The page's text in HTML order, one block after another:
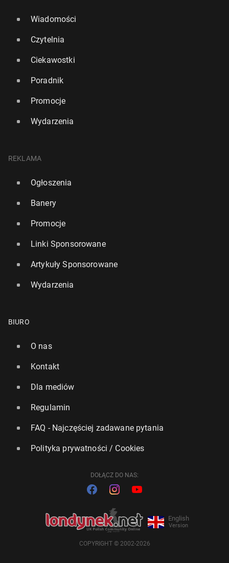
Wiadomości
Czytelnia
Ciekawostki
Poradnik
Promocje
Wydarzenia
REKLAMA
Ogłoszenia
Banery
Promocje
Linki Sponsorowane
Artykuły Sponsorowane
Wydarzenia
BIURO
O nas
Kontakt
Dla mediów
Regulamin
FAQ - Najczęściej zadawane pytania
Polityka prywatności / Cookies
DOŁĄCZ DO NAS:
English
Version
COPYRIGHT © 2002-2026